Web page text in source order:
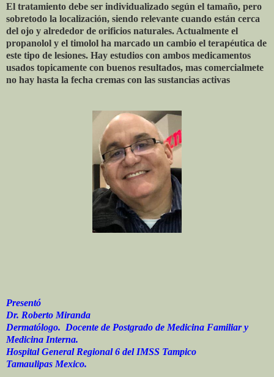
El tratamiento debe ser individualizado según el tamaño, pero
sobretodo la localización, siendo relevante cuando están cerca
del ojo y alrededor de orificios naturales. Actualmente el
propanolol y el timolol ha marcado un cambio el terapéutica de
este tipo de lesiones. Hay estudios con ambos medicamentos
usados topicamente con buenos resultados, mas comercialmete
no hay hasta la fecha cremas con las sustancias activas
Presentó
Dr. Roberto Miranda
Dermatólogo. Docente de Postgrado de Medicina Familiar y
Medicina Interna.
Hospital General Regional 6 del IMSS Tampico
Tamaulipas Mexico.